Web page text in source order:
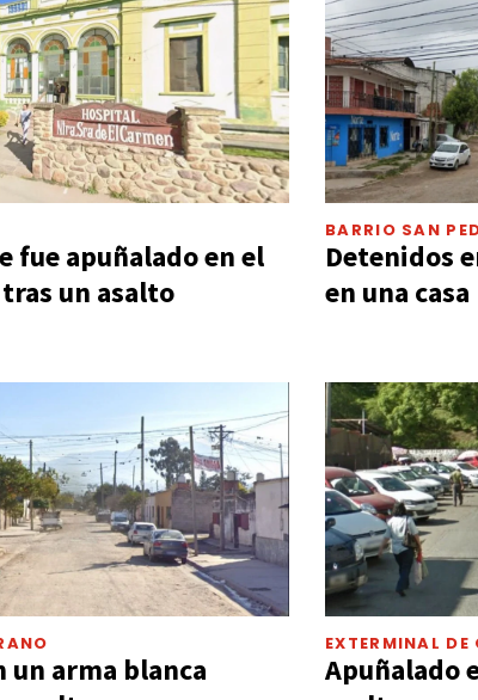
fue apuñalado en el
un asalto
BARRIO SAN
Detenidos
en una casa
un arma blanca
EXTERMINAL DE
Apuñalado